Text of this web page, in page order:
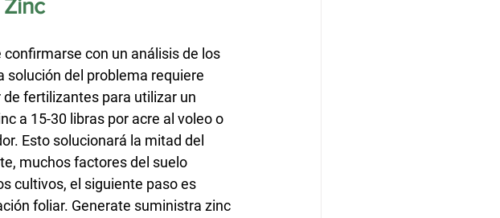
con un análisis de los
solución del problema requiere
fertilizantes para utilizar un
a 15-30 libras por acre al voleo o
Esto solucionará la mitad del
muchos factores del suelo
cultivos, el siguiente paso es
foliar. Generate suministra zinc